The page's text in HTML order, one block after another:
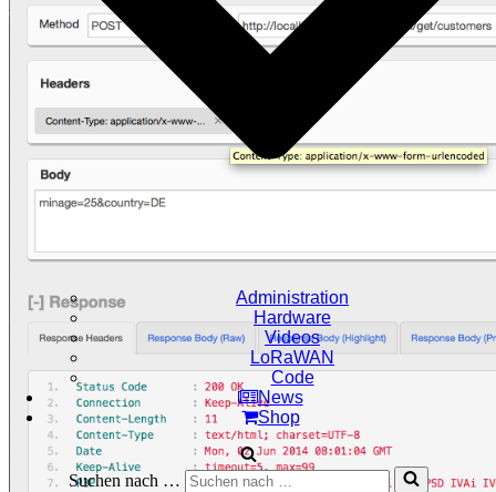
Administration
Hardware
Videos
LoRaWAN
Code
News
Shop
Suchen nach …